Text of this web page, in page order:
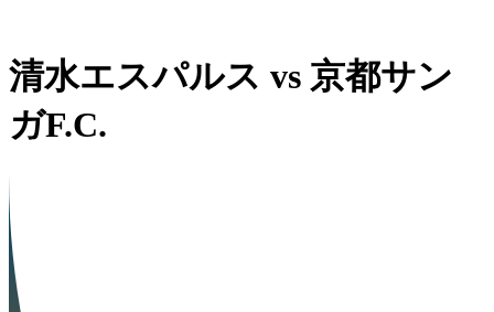
清水エスパルス vs 京都サン
ガF.C.